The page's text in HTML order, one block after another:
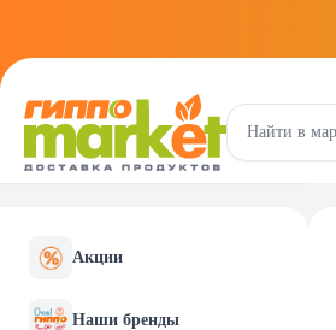
Акции
Наши бренды